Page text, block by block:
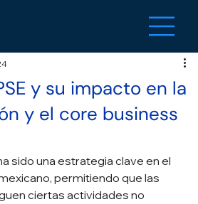
y su impacto en la
y el core business
sido una estrategia clave en el
permitiendo que las
ciertas actividades no